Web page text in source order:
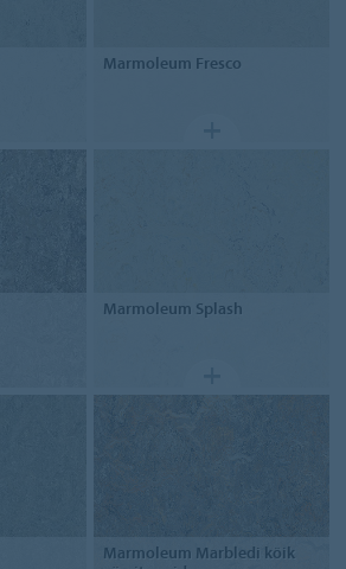
Marmoleum Fresco
Marmoleum Splash
Marmoleum Marbledi kõik